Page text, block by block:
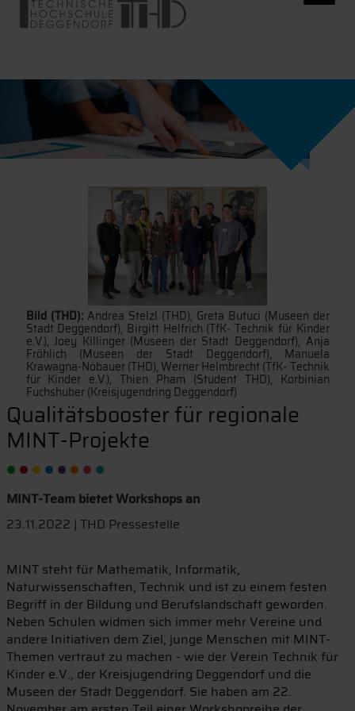
Bild (THD): Andrea Stelzl (THD), Greta Butuci (Museen der
Stadt Deggendorf), Birgitt Helfrich (TfK- Technik für Kinder
e.V.), Joey Killinger (Museen der Stadt Deggendorf), Anja
Fröhlich (Museen der Stadt Deggendorf), Manuela
Krawagna-Nöbauer (THD), Werner Helmbrecht (TfK- Technik
für Kinder e.V.), Thien Pham (Student THD), Korbinian
Fuchshuber (Kreisjugendring Deggendorf)
Qualitätsbooster für regionale
MINT-Projekte
MINT-Team bietet Workshops an
23.11.2022 | THD Pressestelle
MINT steht für Mathematik, Informatik,
Naturwissenschaften, Technik und ist zu einem festen
Begriff in der Bildung und Berufslandschaft geworden.
Neben Schulen widmen sich immer mehr Vereine und
andere Initiativen dem Ziel, junge Menschen mit MINT-
Themen vertraut zu machen - wie der Verein Technik für
Kinder e.V., der Kreisjugendring Deggendorf und die
Museen der Stadt Deggendorf. Sie haben am 22.